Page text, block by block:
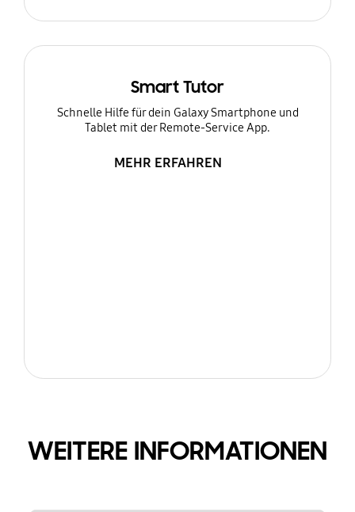
Smart Tutor
Schnelle Hilfe für dein Galaxy Smartphone und
Tablet mit der Remote-Service App.
MEHR ERFAHREN
WEITERE INFORMATIONEN